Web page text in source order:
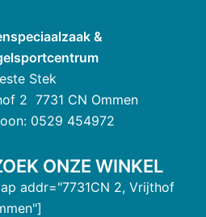
&
Stek
2 7731 CN Ommen
0529 454972
ONZE WINKEL
addr="7731CN 2, Vrijthof